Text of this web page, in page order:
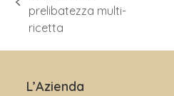
post
precedente:
prelibatezza multi-
ricetta
L’Azienda